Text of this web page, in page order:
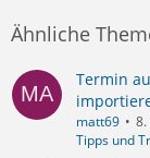
Ähnliche
Termin
matt69
Tipps und